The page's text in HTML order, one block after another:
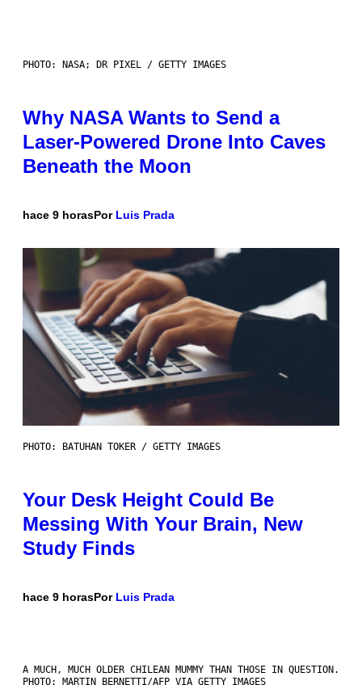
PHOTO: NASA; DR PIXEL / GETTY IMAGES
Why NASA Wants to Send a
Laser-Powered Drone Into Caves
Beneath the Moon
hace 9 horasPor Luis Prada
PHOTO: BATUHAN TOKER / GETTY IMAGES
Your Desk Height Could Be
Messing With Your Brain, New
Study Finds
hace 9 horasPor Luis Prada
A MUCH, MUCH OLDER CHILEAN MUMMY THAN THOSE IN QUESTION.
PHOTO: MARTIN BERNETTI/AFP VIA GETTY IMAGES